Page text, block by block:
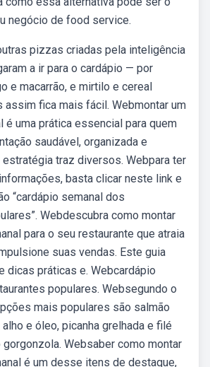
negócio de food service.
pizzas criadas pela inteligência
a ir para o cardápio — por
e macarrão, e mirtilo e cereal
assim fica mais fácil. Webmontar um
é uma prática essencial para quem
saudável, organizada e
estratégia traz diversos. Webpara ter
basta clicar neste link e
“cardápio semanal dos
Webdescubra como montar
para o seu restaurante que atraia
suas vendas. Este guia
dicas práticas e. Webcardápio
populares. Websegundo o
mais populares são salmão
e óleo, picanha grelhada e filé
Websaber como montar
é um desse itens de destaque,